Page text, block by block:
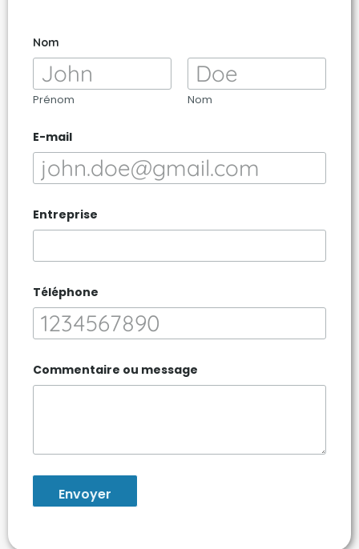
Nom
Prénom Nom
o
m
m
e
t
a
i
e
E
m
i
E-mail
Entreprise
Téléphone
Commentaire ou message
Envoyer